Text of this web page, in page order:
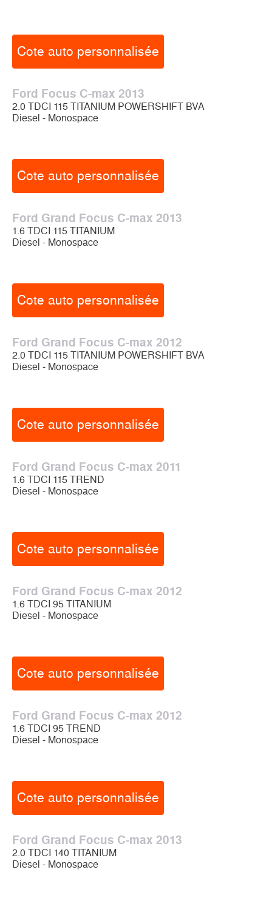
Cote auto personnalisée
Ford Focus C-max 2013
2.0 TDCI 115 TITANIUM POWERSHIFT BVA
Diesel - Monospace
Cote auto personnalisée
Ford Grand Focus C-max 2013
1.6 TDCI 115 TITANIUM
Diesel - Monospace
Cote auto personnalisée
Ford Grand Focus C-max 2012
2.0 TDCI 115 TITANIUM POWERSHIFT BVA
Diesel - Monospace
Cote auto personnalisée
Ford Grand Focus C-max 2011
1.6 TDCI 115 TREND
Diesel - Monospace
Cote auto personnalisée
Ford Grand Focus C-max 2012
1.6 TDCI 95 TITANIUM
Diesel - Monospace
Cote auto personnalisée
Ford Grand Focus C-max 2012
1.6 TDCI 95 TREND
Diesel - Monospace
Cote auto personnalisée
Ford Grand Focus C-max 2013
2.0 TDCI 140 TITANIUM
Diesel - Monospace